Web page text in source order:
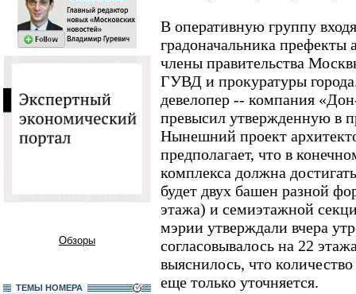
Обзоры
ТЕМЫ НОМЕРА
В оперативную группу
градоначальника префекты
члены правительства
ГУВД и прокуратуры
девелопер -- компания
превысил утвержденную в
Нынешний проект
предполагает, что в
комплекса должна
будет двух башен разной
этажа) и семиэтажной
мэрии утверждали вчера
согласовывалось на 22
выяснилось, что
еще только уточняется.